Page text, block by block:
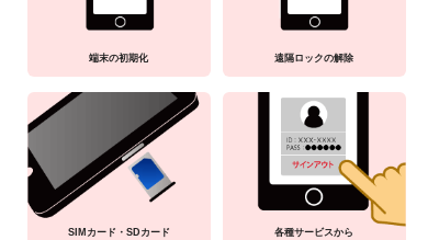
端末の初期化 遠隔ロックの解除
SIMカード・SDカード
各種サービスから